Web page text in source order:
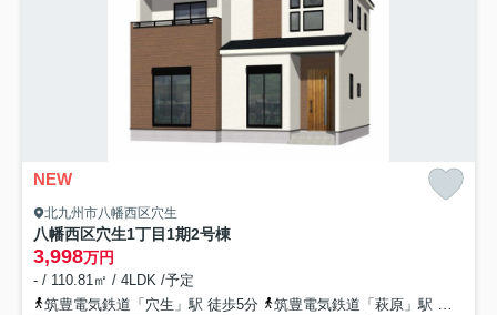
NEW
北九州市八幡西区穴生
八幡西区穴生1丁目1期2号棟
3,998万円
- / 110.81㎡ / 4LDK /予定
筑豊電気鉄道「穴生」駅 徒歩5分
筑豊電気鉄道「萩原」駅 徒歩6分